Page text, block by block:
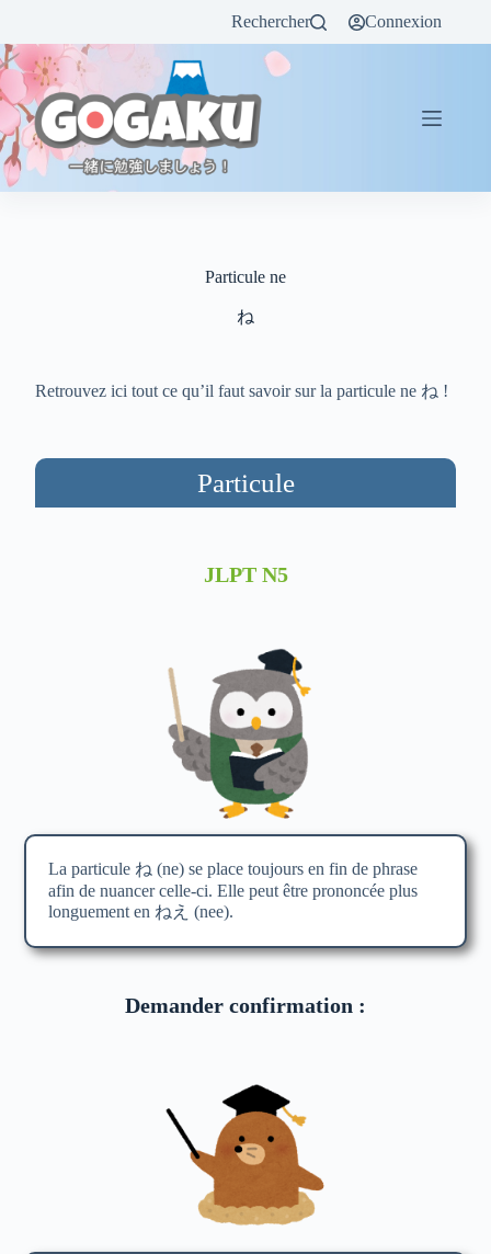
Rechercher Connexion
Particule ne
ね
Retrouvez ici tout ce qu’il faut savoir sur la particule ne ね !
Particule
JLPT N5
La particule ね (ne) se place toujours en fin de phrase
afin de nuancer celle-ci. Elle peut être prononcée plus
longuement en ねえ (nee).
Demander confirmation :